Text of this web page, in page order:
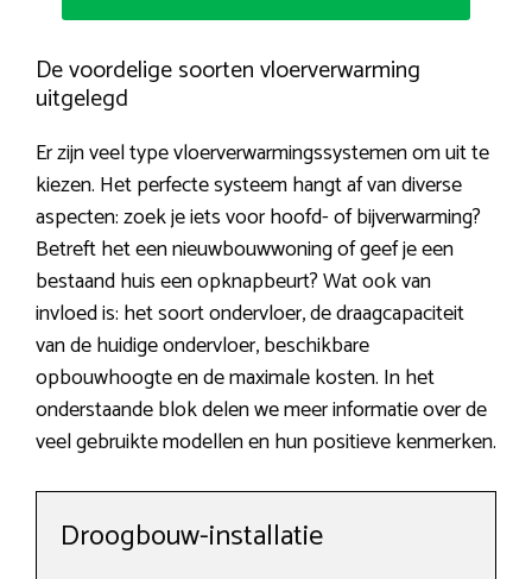
De voordelige soorten vloerverwarming
uitgelegd
Er zijn veel type vloerverwarmingssystemen om uit te
kiezen. Het perfecte systeem hangt af van diverse
aspecten: zoek je iets voor hoofd- of bijverwarming?
Betreft het een nieuwbouwwoning of geef je een
bestaand huis een opknapbeurt? Wat ook van
invloed is: het soort ondervloer, de draagcapaciteit
van de huidige ondervloer, beschikbare
opbouwhoogte en de maximale kosten. In het
onderstaande blok delen we meer informatie over de
veel gebruikte modellen en hun positieve kenmerken.
Droogbouw-installatie